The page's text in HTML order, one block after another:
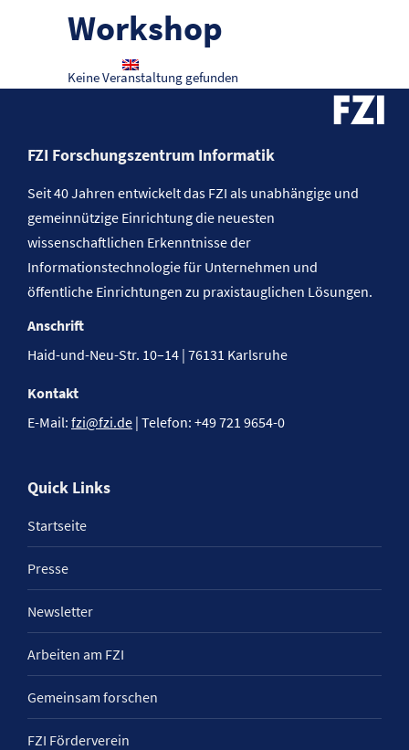
Workshop
Keine Veranstaltung gefunden
FZI Forschungszentrum Informatik
Seit 40 Jahren entwickelt das FZI als unabhängige und
gemeinnützige Einrichtung die neuesten
wissenschaftlichen Erkenntnisse der
Informationstechnologie für Unternehmen und
öffentliche Einrichtungen zu praxistauglichen Lösungen.
Anschrift
Haid-und-Neu-Str. 10–14 | 76131 Karlsruhe
Kontakt
E-Mail: fzi@fzi.de | Telefon: +49 721 9654-0
Quick Links
Startseite
Presse
Newsletter
Arbeiten am FZI
Gemeinsam forschen
FZI Förderverein